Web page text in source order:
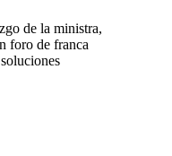
de la ministra,
foro de franca